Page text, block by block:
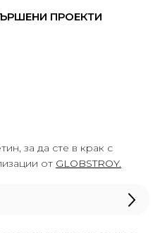
ПРОЕКТИ
за да сте в крак с
от GLOBSTROY.